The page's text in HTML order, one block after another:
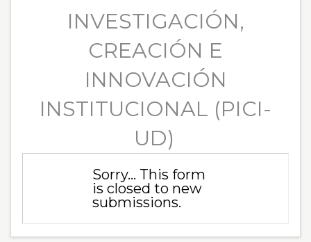
INVESTIGACIÓN,
CREACIÓN E
INNOVACIÓN
INSTITUCIONAL (PICI-
UD)
Mensaje
Sorry… This form
is closed to new
submissions.